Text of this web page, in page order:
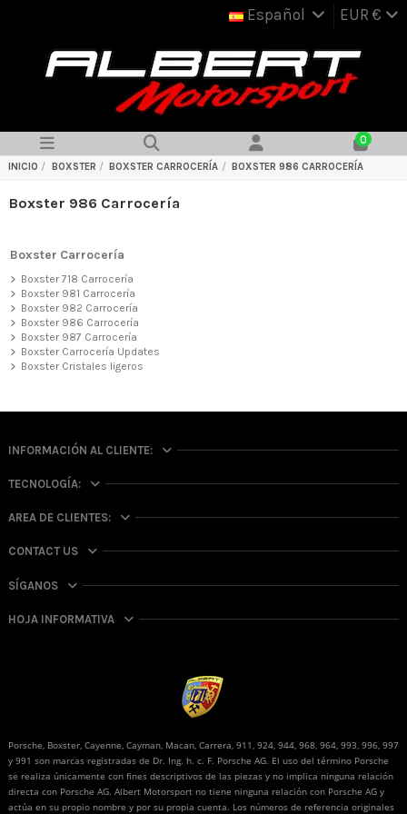
Español EUR €
0
INICIO BOXSTER BOXSTER CARROCERÍA BOXSTER 986 CARROCERÍA
Boxster 986 Carrocería
Boxster Carrocería
Boxster 718 Carrocería
Boxster 981 Carrocería
Boxster 982 Carrocería
Boxster 986 Carrocería
Boxster 987 Carrocería
Boxster Carrocería Updates
Boxster Cristales ligeros
INFORMACIÓN AL CLIENTE:
TECNOLOGÍA:
AREA DE CLIENTES:
CONTACT US
SÍGANOS
HOJA INFORMATIVA
Porsche, Boxster, Cayenne, Cayman, Macan, Carrera, 911, 924, 944, 968, 964, 993, 996, 997
y 991 son marcas registradas de Dr. Ing. h. c. F. Porsche AG. El uso del término Porsche
se realiza únicamente con fines descriptivos de las piezas y no implica ninguna relación
directa con Porsche AG. Albert Motorsport no tiene ninguna relación con Porsche AG y
actúa en su propio nombre y por su propia cuenta. Los números de referencia originales